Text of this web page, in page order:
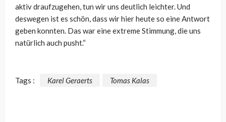
aktiv draufzugehen, tun wir uns deutlich leichter. Und
deswegen ist es schön, dass wir hier heute so eine Antwort
geben konnten. Das war eine extreme Stimmung, die uns
natürlich auch pusht.“
Tags : Karel Geraerts Tomas Kalas